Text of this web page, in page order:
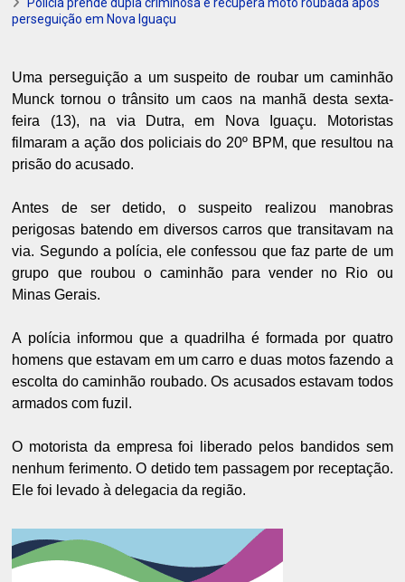
perseguição em Nova Iguaçu
Uma perseguição a um suspeito de roubar um caminhão
Munck tornou o trânsito um caos na manhã desta sexta-
feira (13), na via Dutra, em Nova Iguaçu. Motoristas
filmaram a ação dos policiais do 20º BPM, que resultou na
prisão do acusado.
Antes de ser detido, o suspeito realizou manobras
perigosas batendo em diversos carros que transitavam na
via. Segundo a polícia, ele confessou que faz parte de um
grupo que roubou o caminhão para vender no Rio ou
Minas Gerais.
A polícia informou que a quadrilha é formada por quatro
homens que estavam em um carro e duas motos fazendo a
escolta do caminhão roubado. Os acusados estavam todos
armados com fuzil.
O motorista da empresa foi liberado pelos bandidos sem
nenhum ferimento. O detido tem passagem por receptação.
Ele foi levado à delegacia da região.